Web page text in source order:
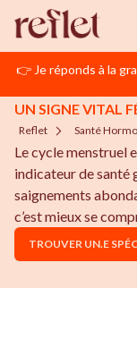
👉 Je réponds à la
UN SIGNE VITAL
Reflet Santé
Le cycle menstruel
indicateur de santé
saignements
c’est mieux se
TROUVER UN.E